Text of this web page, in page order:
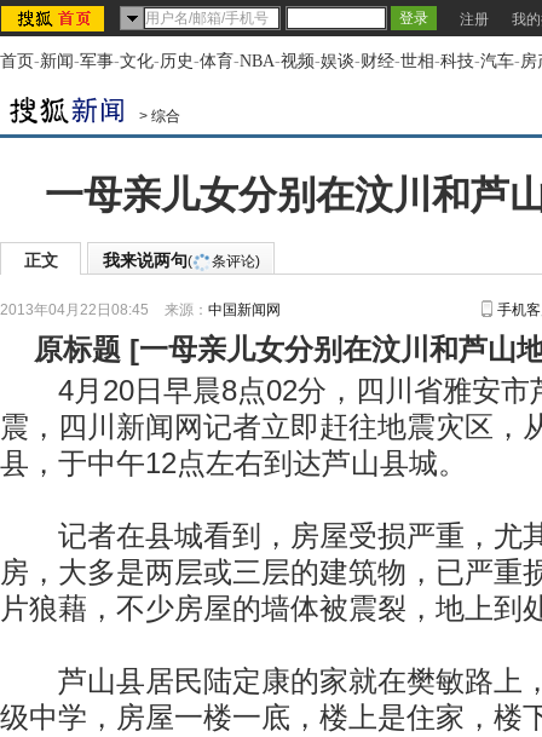
注册 我
首页-新闻-军事-文化-历史-体育-NBA-视频-娱谈-财经-世相-科技-汽车-房
> 综合
一母亲儿女分别在汶川和芦
正文 我来说两句( 条评论)
2013年04月22日08:45 来源： 中国新闻网 手机
原标题 [一母亲儿女分别在汶川和芦山
4月20日早晨8点02分，四川省雅安市
震，四川新闻网记者立即赶往地震灾区，
县，于中午12点左右到达芦山县城。
记者在县城看到，房屋受损严重，尤
房，大多是两层或三层的建筑物，已严重
片狼藉，不少房屋的墙体被震裂，地上到
芦山县居民陆定康的家就在樊敏路上
级中学，房屋一楼一底，楼上是住家，楼